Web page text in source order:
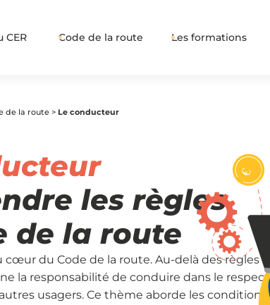
CER Code de la route Les formations
de la route > Le conducteur
les règles
de la route
cœur du Code de la route. Au-delà des règles
la responsabilité de conduire dans le respect
usagers. Ce thème aborde les conditions